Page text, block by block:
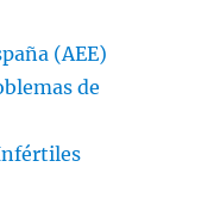
(AEE)
de